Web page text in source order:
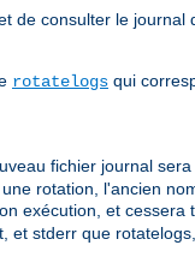
de consulter le
rotatelogs qui
fichier journal
rotation, l'ancien
exécution, et
et stderr que